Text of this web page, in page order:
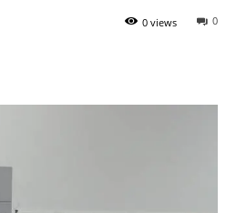
0
0 views